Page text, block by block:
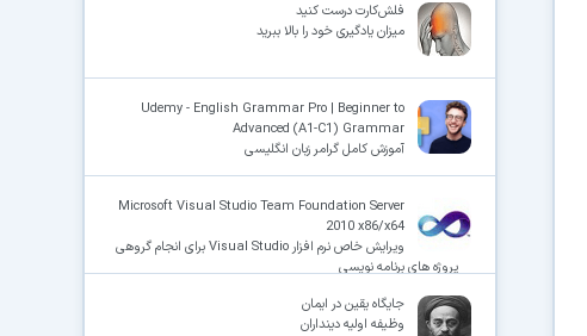
فلش‌کارت درست کنید
میزان یادگیری خود را بالا ببرید
Udemy - English Grammar Pro | Beginner to
Advanced (A1-C1) Grammar
آموزش کامل گرامر زبان انگلیسی
Microsoft Visual Studio Team Foundation Server
2010 x86/x64
ویرایش خاص نرم افزار Visual Studio‌ برای انجام گروهی
پروژه های برنامه نویسی
جایگاه یقین در ایمان
وظیفه اولیه دینداران